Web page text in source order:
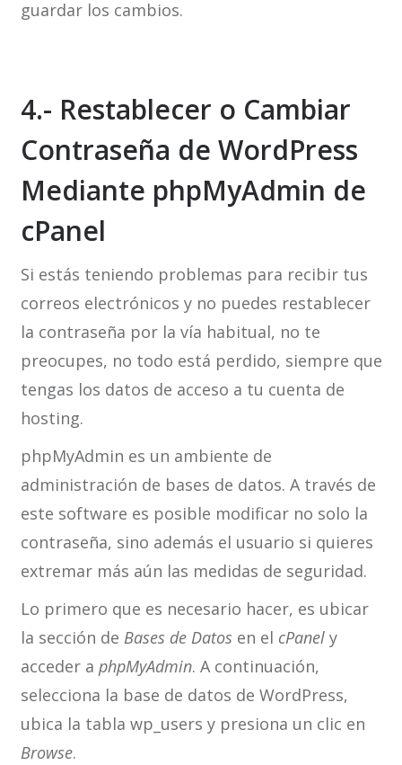
guardar los cambios.
4.- Restablecer o Cambiar
Contraseña de WordPress
Mediante phpMyAdmin de
cPanel
Si estás teniendo problemas para recibir tus
correos electrónicos y no puedes restablecer
la contraseña por la vía habitual, no te
preocupes, no todo está perdido, siempre que
tengas los datos de acceso a tu cuenta de
hosting.
phpMyAdmin es un ambiente de
administración de bases de datos. A través de
este software es posible modificar no solo la
contraseña, sino además el usuario si quieres
extremar más aún las medidas de seguridad.
Lo primero que es necesario hacer, es ubicar
la sección de Bases de Datos en el cPanely
acceder a phpMyAdmin. A continuación,
selecciona la base de datos de WordPress,
ubica la tabla wp_users y presiona un clic en
Browse.